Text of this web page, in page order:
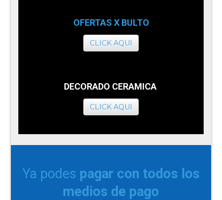
OFERTAS X BULTO
CLICK AQUI
DECORADO CERAMICA
CLICK AQUI
Ya podes pagar con todos los
medios de pago